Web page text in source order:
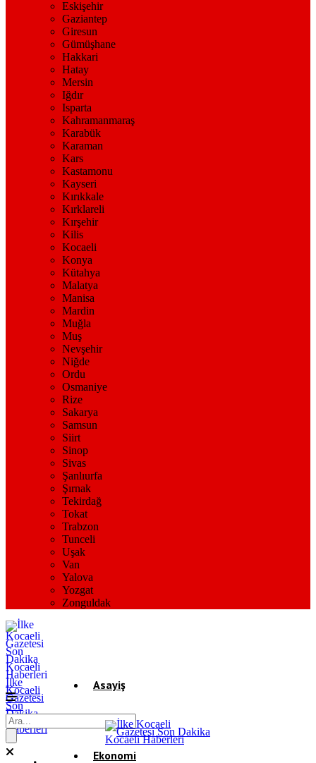
Eskişehir
Gaziantep
Giresun
Gümüşhane
Hakkari
Hatay
Mersin
Iğdır
Isparta
Kahramanmaraş
Karabük
Karaman
Kars
Kastamonu
Kayseri
Kırıkkale
Kırklareli
Kırşehir
Kilis
Kocaeli
Konya
Kütahya
Malatya
Manisa
Mardin
Muğla
Muş
Nevşehir
Niğde
Ordu
Osmaniye
Rize
Sakarya
Samsun
Siirt
Sinop
Sivas
Şanlıurfa
Şırnak
Tekirdağ
Tokat
Trabzon
Tunceli
Uşak
Van
Yalova
Yozgat
Zonguldak
İlke
Kocaeli
Gazetesi
Son
Dakika
Kocaeli
Haberleri
Asayiş
Gündem
Ekonomi